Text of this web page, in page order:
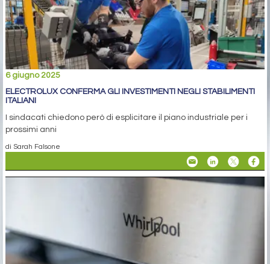
6 giugno 2025
ELECTROLUX CONFERMA GLI INVESTIMENTI NEGLI STABILIMENTI
ITALIANI
I sindacati chiedono però di esplicitare il piano industriale per i
prossimi anni
di Sarah Falsone